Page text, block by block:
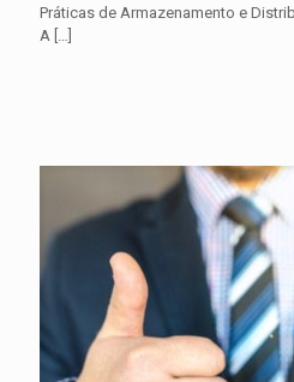
Práticas de Armazenamento e
A […]